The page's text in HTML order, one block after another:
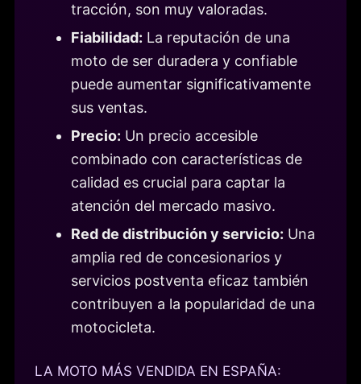
tracción, son muy valoradas.
Fiabilidad: La reputación de una
moto de ser duradera y confiable
puede aumentar significativamente
sus ventas.
Precio: Un precio accesible
combinado con características de
calidad es crucial para captar la
atención del mercado masivo.
Red de distribución y servicio: Una
amplia red de concesionarios y
servicios postventa eficaz también
contribuyen a la popularidad de una
motocicleta.
LA MOTO MÁS VENDIDA EN ESPAÑA: